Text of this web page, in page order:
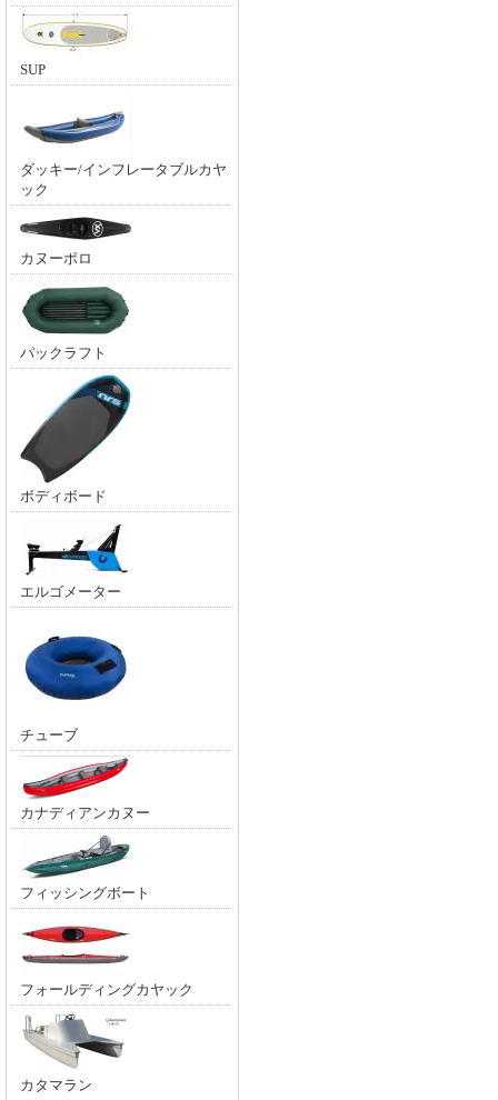
SUP
ダッキー/インフレータブルカヤ
ック
カヌーポロ
パックラフト
ボディボード
エルゴメーター
チューブ
カナディアンカヌー
フィッシングボート
フォールディングカヤック
カタマラン